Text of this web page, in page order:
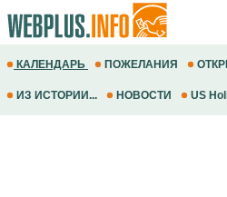
КАЛЕНДАРЬ ПОЖЕЛАНИЯ
ИЗ ИСТОРИИ... НОВОСТИ US